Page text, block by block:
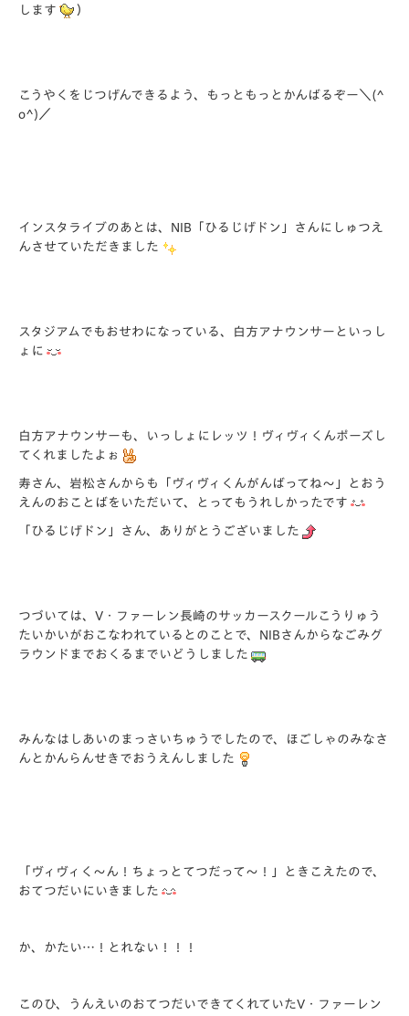
します ）
こうやくをじつげんできるよう、もっともっとかんばるぞー＼(^
o^)／
インスタライブのあとは、NIB「ひるじげドン」さんにしゅつえ
んさせていただきました
スタジアムでもおせわになっている、白方アナウンサーといっし
ょに
白方アナウンサーも、いっしょにレッツ！ヴィヴィくんポーズし
てくれましたよぉ
寿さん、岩松さんからも「ヴィヴィくんがんばってね～」とおう
えんのおことばをいただいて、とってもうれしかったです
「ひるじげドン」さん、ありがとうございました
つづいては、V・ファーレン長崎のサッカースクールこうりゅう
たいかいがおこなわれているとのことで、NIBさんからなごみグ
ラウンドまでおくるまでいどうしました
みんなはしあいのまっさいちゅうでしたので、ほごしゃのみなさ
んとかんらんせきでおうえんしました
「ヴィヴィく～ん！ちょっとてつだって～！」ときこえたので、
おてつだいにいきました
か、かたい…！とれない！！！
このひ、うんえいのおてつだいできてくれていたV・ファーレン